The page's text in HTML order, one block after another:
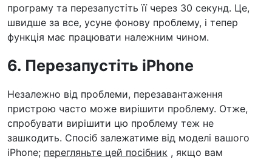
програму та перезапустіть її через 30 секунд. Це,
швидше за все, усуне фонову проблему, і тепер
функція має працювати належним чином.
6. Перезапустіть iPhone
Незалежно від проблеми, перезавантаження
пристрою часто може вирішити проблему. Отже,
спробувати вирішити цю проблему теж не
зашкодить. Спосіб залежатиме від моделі вашого
iPhone; перегляньте цей посібник , якщо вам